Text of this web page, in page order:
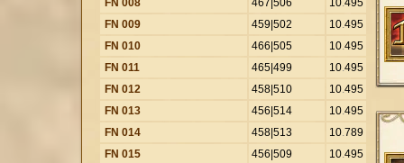
FN 008
467|506 10.495
FN 009
459|502 10.495
FN 010
466|505 10.495
FN 011
465|499 10.495
FN 012
458|510 10.495
FN 013
456|514 10.495
FN 014
458|513 10.789
FN 015
456|509 10.495